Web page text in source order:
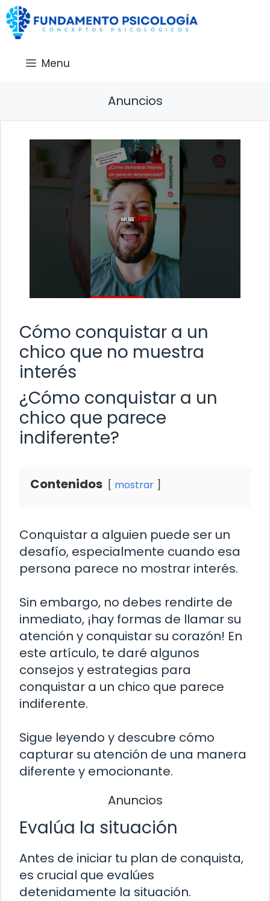
Saltar
al
contenido
Menu
Anuncios
Cómo conquistar a un
chico que no muestra
interés
¿Cómo conquistar a un
chico que parece
indiferente?
Contenidos mostrar
Conquistar a alguien puede ser un
desafío, especialmente cuando esa
persona parece no mostrar interés.
Sin embargo, no debes rendirte de
inmediato, ¡hay formas de llamar su
atención y conquistar su corazón! En
este artículo, te daré algunos
consejos y estrategias para
conquistar a un chico que parece
indiferente.
Sigue leyendo y descubre cómo
capturar su atención de una manera
diferente y emocionante.
Anuncios
Evalúa la situación
Antes de iniciar tu plan de conquista,
es crucial que evalúes
detenidamente la situación.